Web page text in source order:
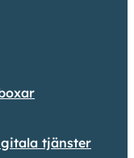
tjänster